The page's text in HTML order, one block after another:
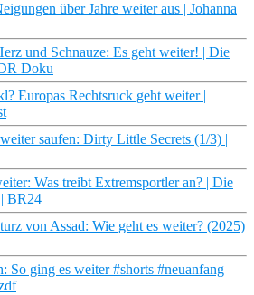
über Jahre weiter aus | Johanna
und Schnauze: Es geht weiter! | Die
Doku
Europas Rechtsruck geht weiter |
saufen: Dirty Little Secrets (1/3) |
Was treibt Extremsportler an? | Die
BR24
von Assad: Wie geht es weiter? (2025)
So ging es weiter #shorts #neuanfang